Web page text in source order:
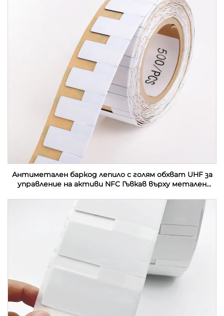
Антиметален баркод лепило с голям обхват UHF за
управление на активи NFC Гъвкав върху метален